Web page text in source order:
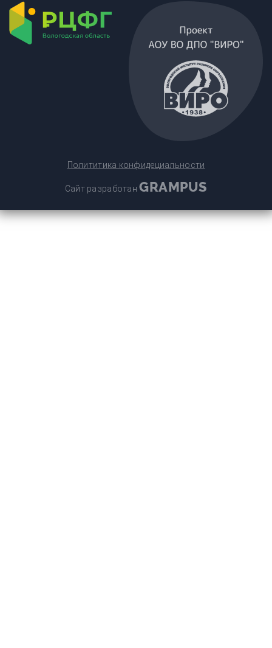
Полититика конфидециальности
Сайт разработанGRAMPUS